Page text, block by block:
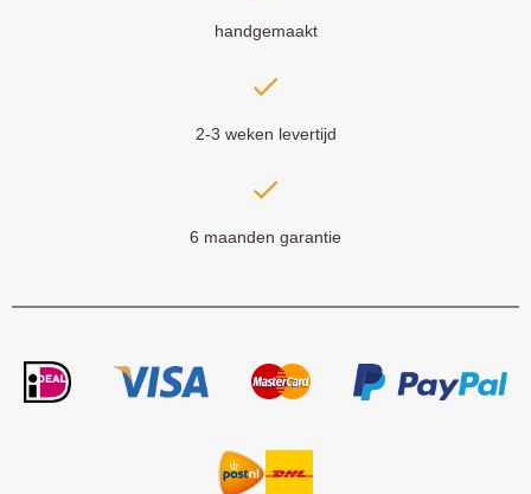
handgemaakt
2-3 weken levertijd
6 maanden garantie